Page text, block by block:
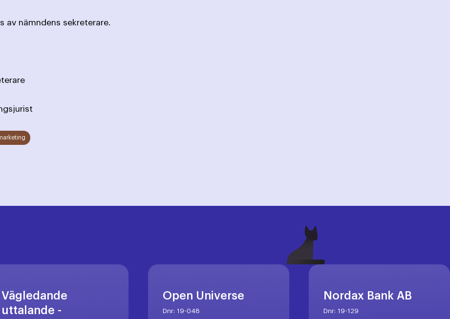
av nämndens sekreterare.
Vägledande
uttalande -
Open Universe
Dnr: 19-048
Nordax Bank AB
Dnr: 19-129